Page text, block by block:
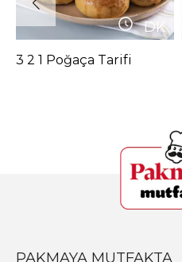
DK
3 2 1 Poğaça Tarifi
PAKMAYA MUTFAKTA